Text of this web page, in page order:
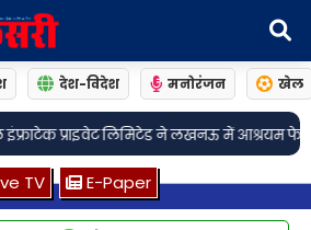
देश-विदेश मनोरंजन खेल
11 किया लॉन्च• लखनऊः 94 वाँ निशुल्क स्वास्थ्य
TV E-Paper